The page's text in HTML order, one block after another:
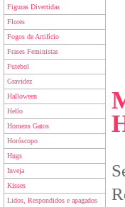
Figuras Divertidas
Flores
Fogos de Artifício
Frases Feministas
Futebol
Gravidez
Halloween
Hello
Homens Gatos
Horóscopo
Hugs
Inveja
Kisses
Lidos, Respondidos e apagados